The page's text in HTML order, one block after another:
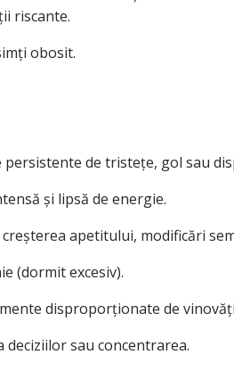
riscante.
obosit.
de tristețe, gol sau
și lipsă de energie.
apetitului, modificări
(dormit excesiv).
disproporționate de
sau concentrarea.